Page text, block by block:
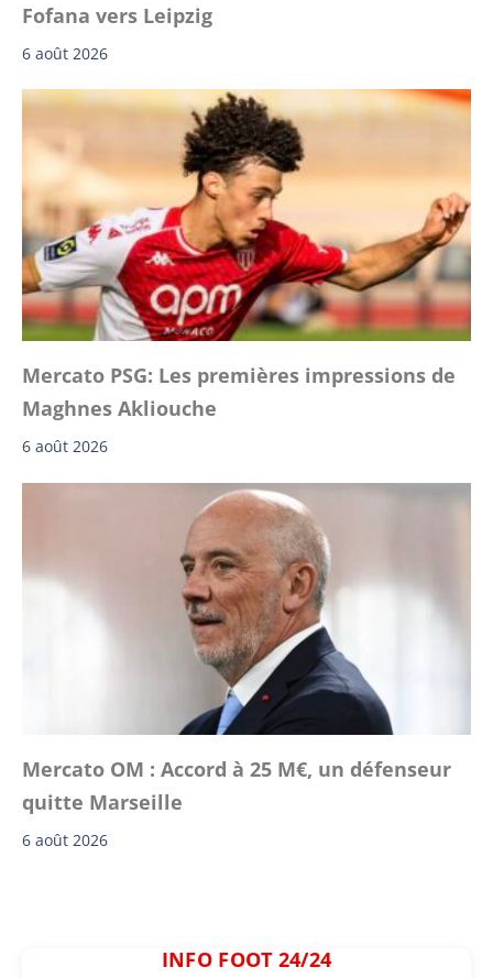
Fofana vers Leipzig
6 août 2026
Mercato PSG: Les premières impressions de
Maghnes Akliouche
6 août 2026
Mercato OM : Accord à 25 M€, un défenseur
quitte Marseille
6 août 2026
INFO FOOT 24/24